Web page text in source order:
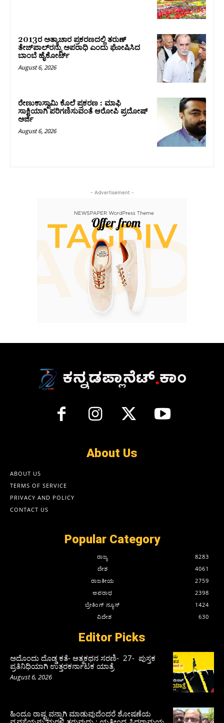
2013ರ ಅತ್ಯಾಚಾರ ಪ್ರಕರಣದಲ್ಲಿ ತರುಣ್
ತೇಜ್‌ಪಾಲ್‌ರನ್ನು ಅಪರಾಧಿ ಎಂದು ಘೋಷಿಸಿದ
ಬಾಂಬೆ ಹೈಕೋರ್ಟ್
August 6, 2026
ರೇಣುಕಾಸ್ವಾಮಿ ಕೊಲೆ ಪ್ರಕರಣ : ಮಾಫಿ
ಸಾಕ್ಷಿಯಾಗಿ ಪರಿಗಣಿಸುವಂತೆ ಆರೋಪಿ ಪ್ರದೋಷ್‌
ಅರ್ಜಿ
August 6, 2026
- Advertisement -
About Us
ABOUT US
TERMS OF SERVICE
PRIVACY AND POLICY
CONTACT US
Popular Category
ರಾಜ್ಯ
8283
ದೇಶ
4061
ರಾಜಕೀಯ
2759
ಅಪರಾಧ
2398
ಬ್ರೇಕಿಂಗ್ ನ್ಯೂಸ್
1424
ವಿದೇಶ
630
Editor Picks
ಅದೊಂದು ದೊಡ್ಡ ಕತೆ- ಆತ್ಮಕಥನ ಸರಣಿ- 27- ಪುಸ್ತಕ
ಪ್ರತಿನಿಧಿಯಾಗಿ ಉತ್ತರಕರ್ನಾಟಕ ಯಾತ್ರೆ
August 6, 2026
ಹಿಂದೂ ರಾಷ್ಟ್ರವನ್ನಾಗಿ ಮಾಡುವುದೆಂದರೆ ಶೋಷಣೆಯ